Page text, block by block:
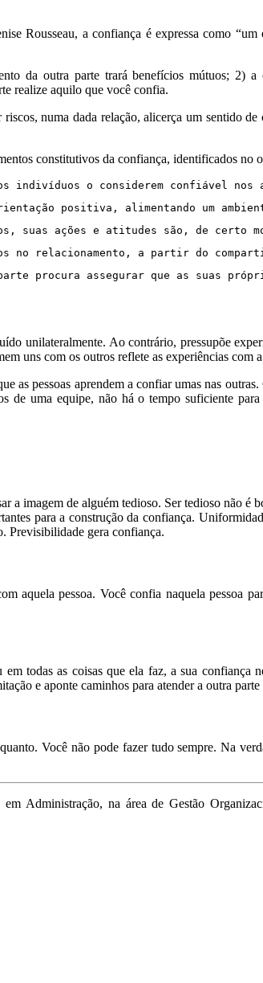
Rousseau, a confiança é expressa como
da outra parte trará benefícios mútuos; 2)
realize aquilo que você confia.
numa dada relação, alicerça um sentido
constitutivos da confiança, identificados no
o considerem confiável nos
positiva, alimentando um
suas ações e atitudes são, de certo
relacionamento, a partir do
procura assegurar que as suas
unilateralmente. Ao contrário, pressupõe
uns com os outros reflete as experiências com
as pessoas aprendem a confiar umas nas
uma equipe, não há o tempo suficiente
imagem de alguém tedioso. Ser tedioso não é
para a construção da confiança.
Previsibilidade gera confiança.
pessoa. Você confia naquela pessoa
todas as coisas que ela faz, a sua confiança
e aponte caminhos para atender a outra
Você não pode fazer tudo sempre. Na
Administração, na área de Gestão